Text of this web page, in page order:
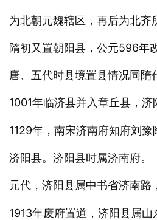
为北朝元魏辖区，再后为北
隋初又置朝阳县，公元596年
唐、五代时县境置县情况同隋
1001年临济县并入章丘县，
1129年，南宋济南府知府刘
济阳县。济阳县时属济南府。
元代，济阳县属中书省济南路
1913年废府置道，济阳县属